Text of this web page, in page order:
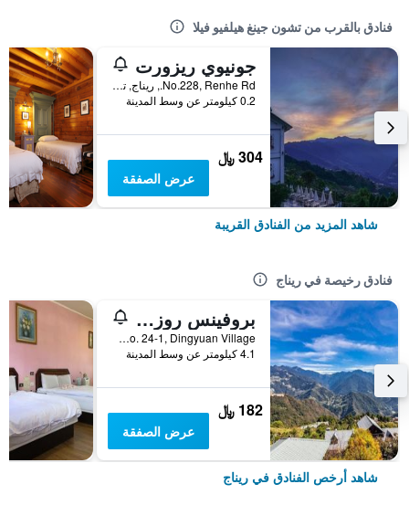
فنادق بالقرب من تشون جينغ هيلفيو فيلا
جونيوي ريزورت
No.228, Renhe Rd., ريناج, تايوان
0.2 كيلومتر عن وسط المدينة
304 ﷼
عرض الصفقة
شاهد المزيد من الفنادق القريبة
فنادق رخيصة في ريناج
بروفينس روز لودج إن تشينغ جينغ
No. 24-1, Dingyuan Village, ريناج, تايوان
4.1 كيلومتر عن وسط المدينة
182 ﷼
عرض الصفقة
شاهد أرخص الفنادق في ريناج